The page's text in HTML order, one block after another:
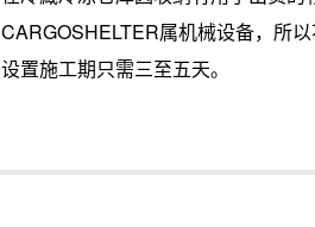
CARGOSHELTER属机械设备，所
设置施工期只需三至五天。